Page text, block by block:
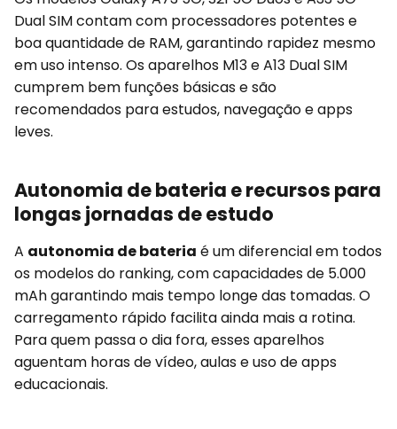
Dual SIM contam com processadores potentes e
boa quantidade de RAM, garantindo rapidez mesmo
em uso intenso. Os aparelhos M13 e A13 Dual SIM
cumprem bem funções básicas e são
recomendados para estudos, navegação e apps
leves.
Autonomia de bateria e recursos para
longas jornadas de estudo
A autonomia de bateria é um diferencial em todos
os modelos do ranking, com capacidades de 5.000
mAh garantindo mais tempo longe das tomadas. O
carregamento rápido facilita ainda mais a rotina.
Para quem passa o dia fora, esses aparelhos
aguentam horas de vídeo, aulas e uso de apps
educacionais.